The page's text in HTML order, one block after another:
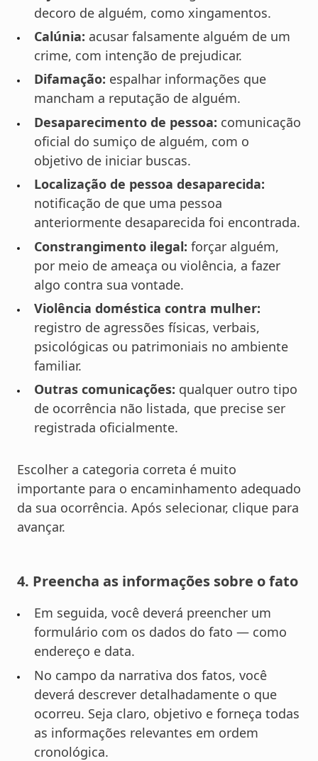
decoro de alguém, como xingamentos.
Calúnia: acusar falsamente alguém de um
crime, com intenção de prejudicar.
Difamação: espalhar informações que
mancham a reputação de alguém.
Desaparecimento de pessoa: comunicação
oficial do sumiço de alguém, com o
objetivo de iniciar buscas.
Localização de pessoa desaparecida:
notificação de que uma pessoa
anteriormente desaparecida foi encontrada.
Constrangimento ilegal: forçar alguém,
por meio de ameaça ou violência, a fazer
algo contra sua vontade.
Violência doméstica contra mulher:
registro de agressões físicas, verbais,
psicológicas ou patrimoniais no ambiente
familiar.
Outras comunicações: qualquer outro tipo
de ocorrência não listada, que precise ser
registrada oficialmente.
Escolher a categoria correta é muito
importante para o encaminhamento adequado
da sua ocorrência. Após selecionar, clique para
avançar.
4. Preencha as informações sobre o fato
Em seguida, você deverá preencher um
formulário com os dados do fato — como
endereço e data.
No campo da narrativa dos fatos, você
deverá descrever detalhadamente o que
ocorreu. Seja claro, objetivo e forneça todas
as informações relevantes em ordem
cronológica.